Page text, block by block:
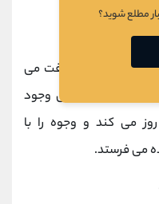
برداشت دریافت می
حساب کافی وجود
می کند و وجوه را با
مطلع شوید؟